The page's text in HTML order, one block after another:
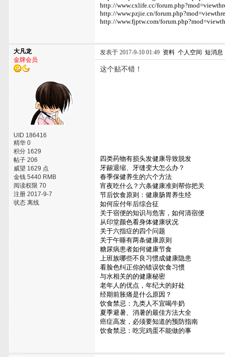
http://www.cxlife.cc/
http://www.pzjie.cn/
http://www.fjptw.com/
大凡龙
金牌会员
UID 186416
精华 0
积分 1629
帖子 206
威望 1629 点
金钱 5440 RMB
阅读权限 70
注册 2017-9-7
状态 离线
发表于 2017-9-10 01:49 资料 个人空间 短消息
这个贴不错！
四类药物有损头发健康导致脱发
牙龈退缩、牙缝变大怎么办？
春季保健养生的六个方法
宵夜吃什么？六条健康准则帮你把关
节后饮食原则：健康肠胃养生经
如何应付年后综合征
关于宿便的知识与危害，如何清宿便
从印堂颜色看身体健康状况
关于六指症的四个问题
关于午睡有两条健康原则
糖尿病患者如何健康节食
上班族哪些不良习惯成健康隐患
看脸色纠正你的错误饮食习惯
与水相关的的健康秘密
老年人的优点，年纪大的好处
经期前胀痛是什么原因？
饮食禁忌：九类人不宜喝牛奶
夏季避暑、消暑的最佳方法大全
癌症高发，必须要知道的预防指南
饮食禁忌：吃完鸡蛋不能做的事